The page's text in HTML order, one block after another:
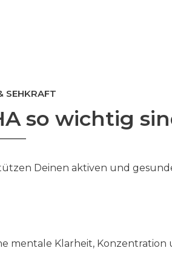
SEHKRAFT
so wichtig
Deinen aktiven und
mentale Klarheit,